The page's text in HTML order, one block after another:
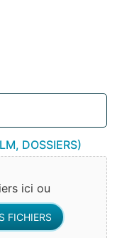
DOSSIERS)
ici ou
FICHIERS